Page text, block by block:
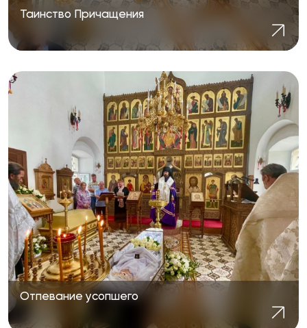
Таинство Причащения
Отпевание усопшего